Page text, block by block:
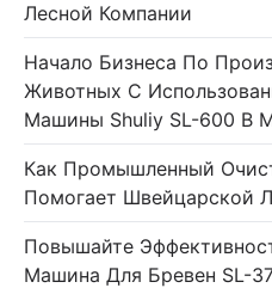
Лесной Компании
Начало Бизнеса По
Животных С
Машины Shuliy SL-600 В
Как Промышленный
Помогает Швейцарской
Повышайте
Машина Для Бревен SL-